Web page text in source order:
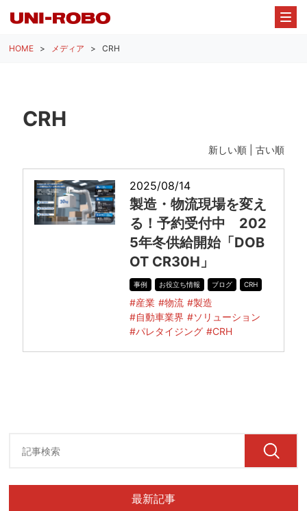
HOME メディア CRH
CRH
新しい順 | 古い順
2025/08/14
製造・物流現場を変え
る！予約受付中 202
5年冬供給開始「DOB
OT CR30H」
事例 お役立ち情報 ブログ CRH
#産業 #物流 #製造
#自動車業界 #ソリューション
#パレタイジング #CRH
最新記事